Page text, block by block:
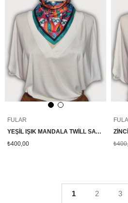
FULAR
YEŞİL IŞIK MANDALA TWİLL SATEN ÇANTA BOYU ÇOK RENKLİ FULAR
₺400,00
1 2 3